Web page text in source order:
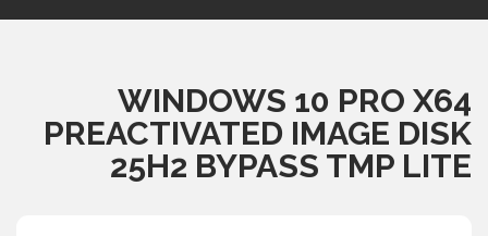
WINDOWS 10 PRO X64
PREACTIVATED IMAGE DISK
25H2 BYPASS TMP LITE